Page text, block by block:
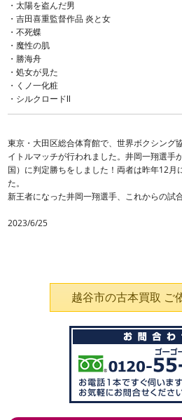
・太陽を盗んだ男
・吉田喜重監督作品 炎と女
・不死蝶
・魔性の肌
・勝海舟
・処女が見た
・くノ一化粧
・シルクロードⅡ
東京・大田区総合体育館で、世界ボクシング
イトルマッチが行われました。井岡一翔選手
国）に判定勝ちをしました！両者は昨年12月
た。
新王者になった井岡一翔選手、これからの試
2023/6/25
越谷市の古本買取 ご